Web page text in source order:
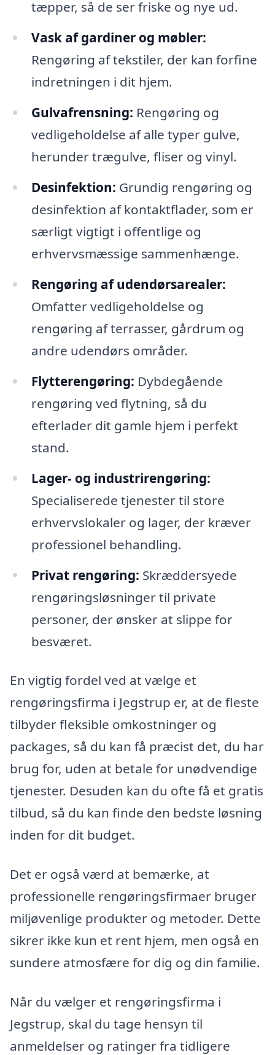
tæpper, så de ser friske og nye ud.
Vask af gardiner og møbler:
Rengøring af tekstiler, der kan forfine
indretningen i dit hjem.
Gulvafrensning: Rengøring og
vedligeholdelse af alle typer gulve,
herunder trægulve, fliser og vinyl.
Desinfektion: Grundig rengøring og
desinfektion af kontaktflader, som er
særligt vigtigt i offentlige og
erhvervsmæssige sammenhænge.
Rengøring af udendørsarealer:
Omfatter vedligeholdelse og
rengøring af terrasser, gårdrum og
andre udendørs områder.
Flytterengøring: Dybdegående
rengøring ved flytning, så du
efterlader dit gamle hjem i perfekt
stand.
Lager- og industrirengøring:
Specialiserede tjenester til store
erhvervslokaler og lager, der kræver
professionel behandling.
Privat rengøring: Skræddersyede
rengøringsløsninger til private
personer, der ønsker at slippe for
besværet.
En vigtig fordel ved at vælge et
rengøringsfirma i Jegstrup er, at de fleste
tilbyder fleksible omkostninger og
packages, så du kan få præcist det, du har
brug for, uden at betale for unødvendige
tjenester. Desuden kan du ofte få et gratis
tilbud, så du kan finde den bedste løsning
inden for dit budget.
Det er også værd at bemærke, at
professionelle rengøringsfirmaer bruger
miljøvenlige produkter og metoder. Dette
sikrer ikke kun et rent hjem, men også en
sundere atmosfære for dig og din familie.
Når du vælger et rengøringsfirma i
Jegstrup, skal du tage hensyn til
anmeldelser og ratinger fra tidligere